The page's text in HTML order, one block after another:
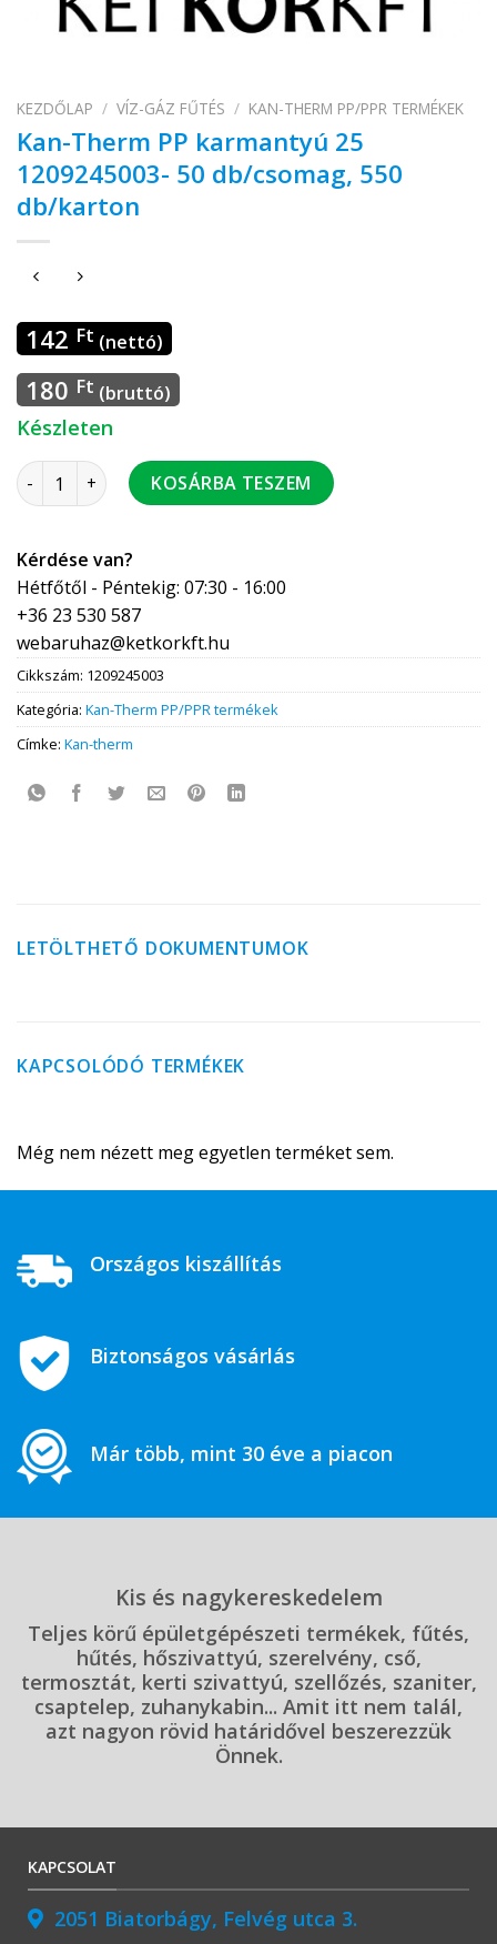
KEZDŐLAP / VÍZ-GÁZ FŰTÉS / KAN-THERM PP/PPR TERMÉKEK
Kan-Therm PP karmantyú 25
1209245003- 50 db/csomag, 550
db/karton
142 Ft (nettó)
180 Ft (bruttó)
Készleten
Kan-Therm PP karmantyú 25 1209245003- 50 db/csomag,
KOSÁRBA TESZEM
Kérdése van?
Hétfőtől - Péntekig: 07:30 - 16:00
+36 23 530 587
webaruhaz@ketkorkft.hu
Cikkszám: 1209245003
Kategória: Kan-Therm PP/PPR termékek
Címke: Kan-therm
LETÖLTHETŐ DOKUMENTUMOK
KAPCSOLÓDÓ TERMÉKEK
Még nem nézett meg egyetlen terméket sem.
Országos kiszállítás
Biztonságos vásárlás
Már több, mint 30 éve a piacon
Kis és nagykereskedelem
Teljes körű épületgépészeti termékek, fűtés,
hűtés, hőszivattyú, szerelvény, cső,
termosztát, kerti szivattyú, szellőzés, szaniter,
csaptelep, zuhanykabin... Amit itt nem talál,
azt nagyon rövid határidővel beszerezzük
Önnek.
KAPCSOLAT
2051 Biatorbágy, Felvég utca 3.